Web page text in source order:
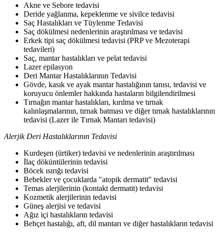
Akne ve Sebore tedavisi
Deride yağlanma, kepeklenme ve sivilce tedavisi
Saç Hastalıkları ve Tüylenme Tedavisi
Saç dökülmesi nedenlerinin araştırılması ve tedavisi
Erkek tipi saç dökülmesi tedavisi (PRP ve Mezoterapi
tedavileri)
Saç, mantar hastalıkları ve pelat tedavisi
Lazer epilasyon
Deri Mantar Hastalıklarının Tedavisi
Gövde, kasık ve ayak mantar hastalığının tanısı, tedavisi ve
koruyucu önlemler hakkında hastaların bilgilendirilmesi
Tırnağın mantar hastalıkları, kırılma ve tırnak
kalınlaşmalarının, tırnak batması ve diğer tırnak hastalıklarının
tedavisi (Lazer ile Tırnak Mantarı tedavisi)
Alerjik Deri Hastalıklarının Tedavisi
Kurdeşen (ürtiker) tedavisi ve nedenlerinin araştırılması
İlaç döküntülerinin tedavisi
Böcek ısırığı tedavisi
Bebekler ve çocuklarda "atopik dermatit" tedavisi
Temas alerjilerinin (kontakt dermatit) tedavisi
Kozmetik alerjilerinin tedavisi
Güneş alerjisi ve tedavisi
Ağız içi hastalıkların tedavisi
Behçet hastalığı, aft, dil mantarı ve diğer hastalıkların tedavisi